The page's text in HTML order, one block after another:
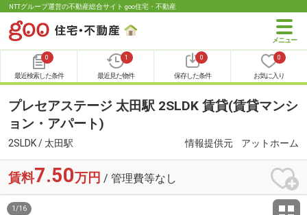
NTTグループ運営の不動産総合サイト goo住宅・不動産
0
最近検索した条件
1
最近見た物件
0
保存した条件
0
お気に入り
プレセアステージ 太田駅 2SLDK 賃貸(賃貸マンシ
ョン・アパート)
2SLDK / 太田駅 情報提供元 アットホーム
賃料7.50万円 / 管理費等なし
1 /16